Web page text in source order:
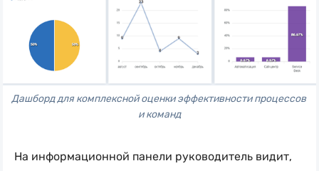
Дашборд для комплексной оценки эффективности процессов
и команд
На информационной панели руководитель видит,